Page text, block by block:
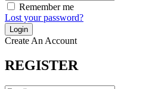
Remember me
Lost your password?
Create An Account
REGISTER